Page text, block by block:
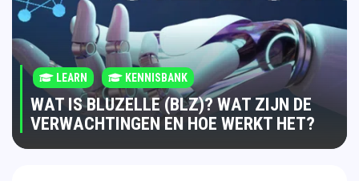
LEARN KENNISBANK
WAT IS BLUZELLE (BLZ)? WAT ZIJN DE
VERWACHTINGEN EN HOE WERKT HET?